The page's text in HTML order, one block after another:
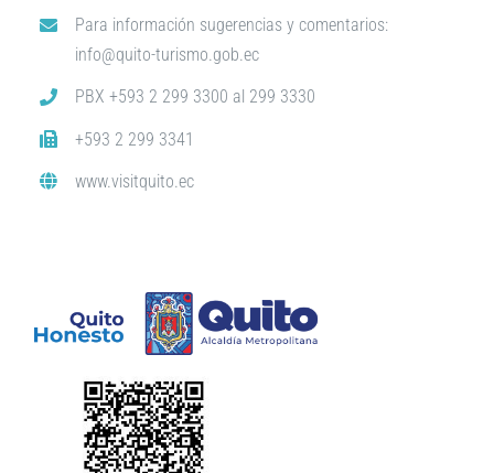
Para información sugerencias y comentarios:
info@quito-turismo.gob.ec
PBX +593 2 299 3300 al 299 3330
+593 2 299 3341
www.visitquito.ec